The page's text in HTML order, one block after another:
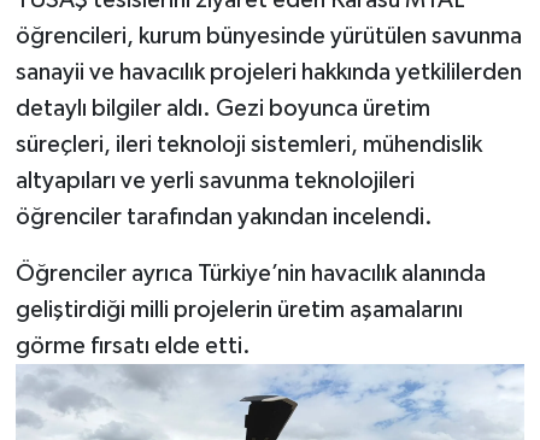
öğrencileri, kurum bünyesinde yürütülen savunma
sanayii ve havacılık projeleri hakkında yetkililerden
detaylı bilgiler aldı. Gezi boyunca üretim
süreçleri, ileri teknoloji sistemleri, mühendislik
altyapıları ve yerli savunma teknolojileri
öğrenciler tarafından yakından incelendi.
Öğrenciler ayrıca Türkiye’nin havacılık alanında
geliştirdiği milli projelerin üretim aşamalarını
görme fırsatı elde etti.